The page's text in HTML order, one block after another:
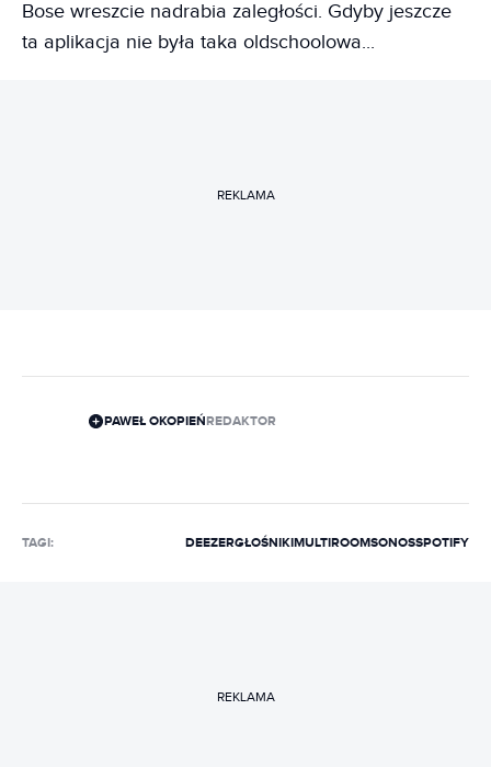
Bose wreszcie nadrabia zaległości. Gdyby jeszcze
ta aplikacja nie była taka oldschoolowa...
REKLAMA
PAWEŁ OKOPIEŃREDAKTOR
TAGI: DEEZERGŁOŚNIKIMULTIROOMSONOSSPOTIFY
REKLAMA